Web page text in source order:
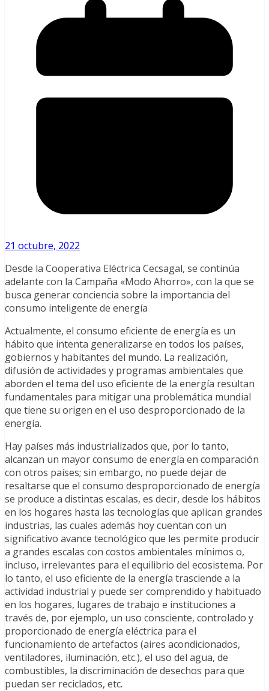
21 octubre, 2022
Desde la Cooperativa Eléctrica Cecsagal, se continúa
adelante con la Campaña «Modo Ahorro», con la que se
busca generar conciencia sobre la importancia del
consumo inteligente de energía
Actualmente, el consumo eficiente de energía es un
hábito que intenta generalizarse en todos los países,
gobiernos y habitantes del mundo. La realización,
difusión de actividades y programas ambientales que
aborden el tema del uso eficiente de la energía resultan
fundamentales para mitigar una problemática mundial
que tiene su origen en el uso desproporcionado de la
energía.
Hay países más industrializados que, por lo tanto,
alcanzan un mayor consumo de energía en comparación
con otros países; sin embargo, no puede dejar de
resaltarse que el consumo desproporcionado de energía
se produce a distintas escalas, es decir, desde los hábitos
en los hogares hasta las tecnologías que aplican grandes
industrias, las cuales además hoy cuentan con un
significativo avance tecnológico que les permite producir
a grandes escalas con costos ambientales mínimos o,
incluso, irrelevantes para el equilibrio del ecosistema. Por
lo tanto, el uso eficiente de la energía trasciende a la
actividad industrial y puede ser comprendido y habituado
en los hogares, lugares de trabajo e instituciones a
través de, por ejemplo, un uso consciente, controlado y
proporcionado de energía eléctrica para el
funcionamiento de artefactos (aires acondicionados,
ventiladores, iluminación, etc.), el uso del agua, de
combustibles, la discriminación de desechos para que
puedan ser reciclados, etc.